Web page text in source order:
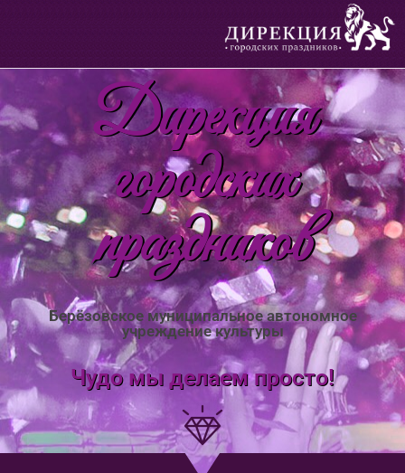
Дирекция
городских
праздников
Берёзовское муниципальное автономное
учреждение культуры
Чудо мы делаем просто!